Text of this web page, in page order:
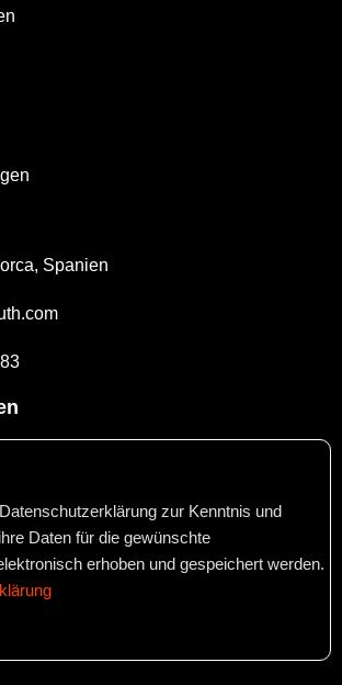
Spanien
zur Kenntnis und
Daten für die gewünschte
erhoben und gespeichert werden.